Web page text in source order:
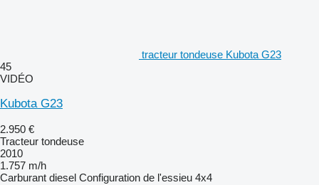
tracteur tondeuse Kubota G23
45
VIDÉO
Kubota G23
2.950 €
Tracteur tondeuse
2010
1.757 m/h
Carburant diesel Configuration de l'essieu 4x4